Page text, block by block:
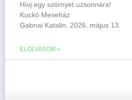
Hívj egy szörnyet uzsonnára!
Kuckó Meseház
Gabnai Katalin, 2026. május 13.
ELOLVASOM »